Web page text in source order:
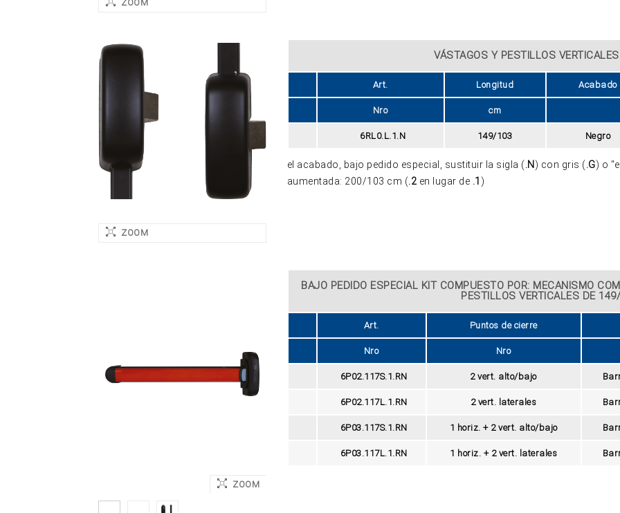
ZOOM
ZOOM
VÁSTAGOS Y PESTILLOS
Art. Longitud Acabado
Nro cm
6RL0.L.1.N 149/103 Negro
el acabado, bajo pedido especial, sustituir la sigla (.N ) con gris (.G) o
aumentada: 200/103 cm (.2 en lugar de .1 )
ZOOM
BAJO PEDIDO ESPECIAL KIT COMPUESTO POR: MECANISMO
PESTILLOS VERTICALES DE
Art. Puntos de cierre
Nro Nro
6P02.117S.1.RN 2 vert. alto/bajo
6P02.117L.1.RN 2 vert. laterales
6P03.117S.1.RN 1 horiz. + 2 vert. alto/bajo
6P03.117L.1.RN 1 horiz. + 2 vert. laterales